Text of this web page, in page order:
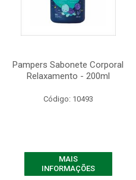
Pampers Sabonete Corporal
Relaxamento - 200ml
Código: 10493
MAIS
INFORMAÇÕES